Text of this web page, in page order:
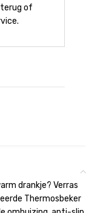
terug of
drankje? Verras
Thermosbeker